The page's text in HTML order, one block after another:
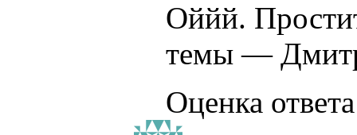
Оййй.
темы —
Оценка